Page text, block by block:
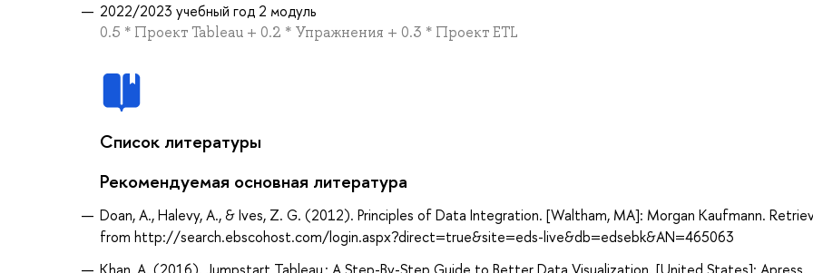
2022/2023 учебный год 2 модуль
0.5 * Проект Tableau + 0.2 * Упражнения + 0.3 * Проект ETL
Список литературы
Рекомендуемая основная литература
Doan, A., Halevy, A., & Ives, Z. G. (2012). Principles of Data Integration. [Waltham, MA]: Morgan Kaufmann.
from http://search.ebscohost.com/login.aspx?direct=true&site=eds-live&db=edsebk&AN=465063